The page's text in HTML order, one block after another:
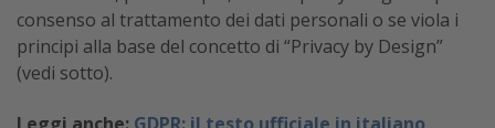
consenso al trattamento dei dati personali o se viola i
principi alla base del concetto di “Privacy by Design”
(vedi sotto).